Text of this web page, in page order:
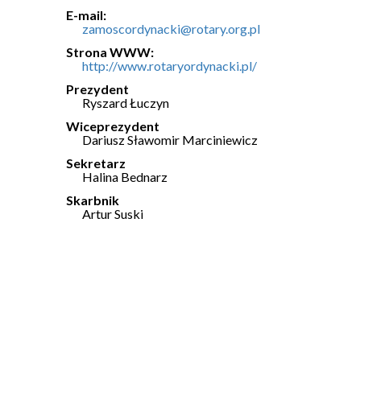
E-mail:
zamoscordynacki@rotary.org.pl
Strona WWW:
http://www.rotaryordynacki.pl/
Prezydent
Ryszard Łuczyn
Wiceprezydent
Dariusz Sławomir Marciniewicz
Sekretarz
Halina Bednarz
Skarbnik
Artur Suski